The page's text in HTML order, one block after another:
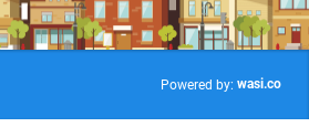
Powered by: wasi.co